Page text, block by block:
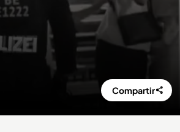
Compartir